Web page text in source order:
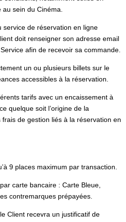
sein du Cinéma.
service de réservation en ligne
doit renseigner son adresse email
afin de recevoir sa commande.
un ou plusieurs billets sur le
accessibles à la réservation.
tarifs avec un encaissement à
quelque soit l’origine de la
de gestion liés à la réservation en
9 places maximum par transaction.
carte bancaire : Carte Bleue,
contremarques prépayées.
Client recevra un justificatif de